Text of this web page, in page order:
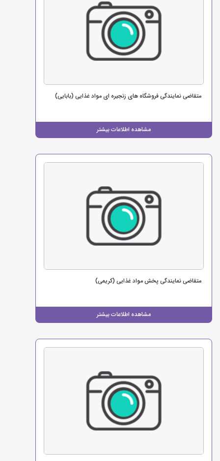
مشاهده اطلاعات بیشتر
متقاضی نمایندگی فروشگاه های زنجیره ای مواد غذایی (بابایی)
مشاهده اطلاعات بیشتر
متقاضی نمایندگی پخش مواد غذایی (کریمی)